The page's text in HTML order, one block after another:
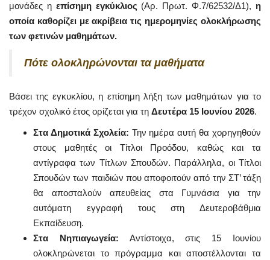
μονάδες η επίσημη εγκύκλιος (Αρ. Πρωτ. Φ.7/62532/Δ1), η
οποία καθορίζει με ακρίβεια τις ημερομηνίες ολοκλήρωσης
των φετινών μαθημάτων.
Πότε ολοκληρώνονται τα μαθήματα
Βάσει της εγκυκλίου, η επίσημη λήξη των μαθημάτων για το
τρέχον σχολικό έτος ορίζεται για τη Δευτέρα 15 Ιουνίου 2026.
Στα Δημοτικά Σχολεία: Την ημέρα αυτή θα χορηγηθούν
στους μαθητές οι Τίτλοι Προόδου, καθώς και τα
αντίγραφα των Τίτλων Σπουδών. Παράλληλα, οι Τίτλοι
Σπουδών των παιδιών που αποφοιτούν από την ΣΤ’ τάξη
θα αποσταλούν απευθείας στα Γυμνάσια για την
αυτόματη εγγραφή τους στη Δευτεροβάθμια
Εκπαίδευση.
Στα Νηπιαγωγεία: Αντίστοιχα, στις 15 Ιουνίου
ολοκληρώνεται το πρόγραμμα και αποστέλλονται τα